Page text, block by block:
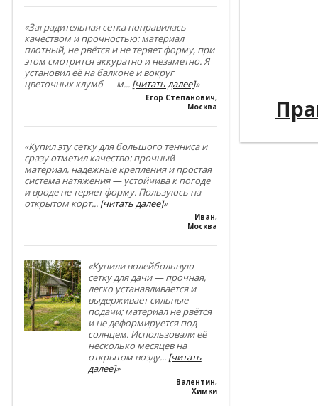
«Заградительная сетка понравилась
качеством и прочностью: материал
плотный, не рвётся и не теряет форму, при
этом смотрится аккуратно и незаметно. Я
установил её на балконе и вокруг
цветочных клумб — м... [читать далее]»
Егор Степанович,
Москва
«Купил эту сетку для большого тенниса и
сразу отметил качество: прочный
материал, надежные крепления и простая
система натяжения — устойчива к погоде
и вроде не теряет форму. Пользуюсь на
открытом корт... [читать далее]»
Иван,
Москва
«Купили волейбольную
сетку для дачи — прочная,
легко устанавливается и
выдерживает сильные
подачи; материал не рвётся
и не деформируется под
солнцем. Использовали её
несколько месяцев на
открытом возду... [читать
далее]»
Валентин,
Химки